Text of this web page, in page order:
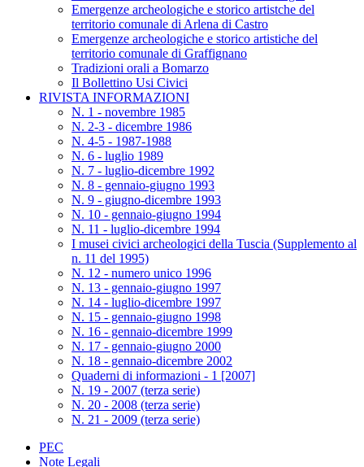
Emergenze archeologiche e storico artistche del
territorio comunale di Arlena di Castro
Emergenze archeologiche e storico artistiche del
territorio comunale di Graffignano
Tradizioni orali a Bomarzo
Il Bollettino Usi Civici
RIVISTA INFORMAZIONI
N. 1 - novembre 1985
N. 2-3 - dicembre 1986
N. 4-5 - 1987-1988
N. 6 - luglio 1989
N. 7 - luglio-dicembre 1992
N. 8 - gennaio-giugno 1993
N. 9 - giugno-dicembre 1993
N. 10 - gennaio-giugno 1994
N. 11 - luglio-dicembre 1994
I musei civici archeologici della Tuscia (Supplemento al
n. 11 del 1995)
N. 12 - numero unico 1996
N. 13 - gennaio-giugno 1997
N. 14 - luglio-dicembre 1997
N. 15 - gennaio-giugno 1998
N. 16 - gennaio-dicembre 1999
N. 17 - gennaio-giugno 2000
N. 18 - gennaio-dicembre 2002
Quaderni di informazioni - 1 [2007]
N. 19 - 2007 (terza serie)
N. 20 - 2008 (terza serie)
N. 21 - 2009 (terza serie)
PEC
Note Legali